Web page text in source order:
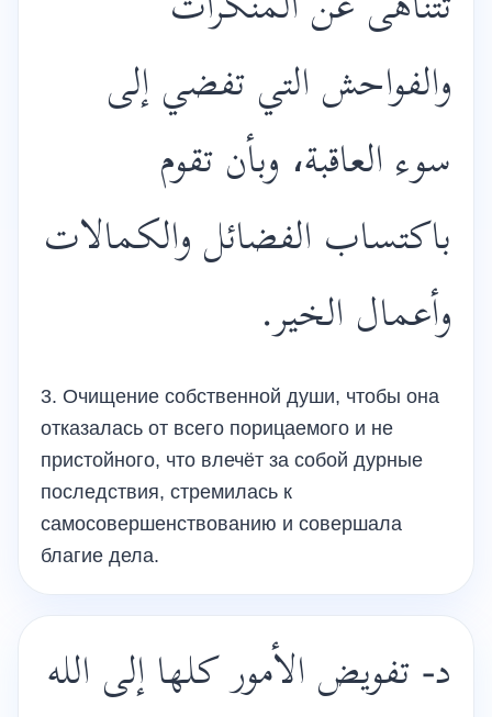
والفواحش التي تفضي إلى
سوء العاقبة، وبأن تقوم
باكتساب الفضائل والكمالات
وأعمال الخير.
3. Очищение собственной души, чтобы она
отказалась от всего порицаемого и не
пристойного, что влечёт за собой дурные
последствия, стремилась к
самосовершенствованию и совершала
благие дела.
د- تفويض الأمور كلها إلى الله